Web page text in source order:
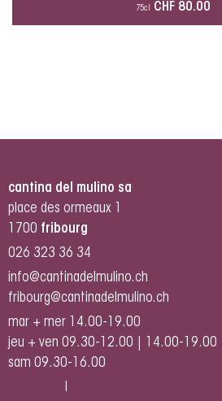
75cl CHF 80.00
cantina del mulino sa
place des ormeaux 1
1700 fribourg
026 323 36 34
info@cantinadelmulino.ch
fribourg@cantinadelmulino.ch
mar + mer 14.00-19.00
jeu + ven 09.30-12.00 | 14.00-19.00
sam 09.30-16.00